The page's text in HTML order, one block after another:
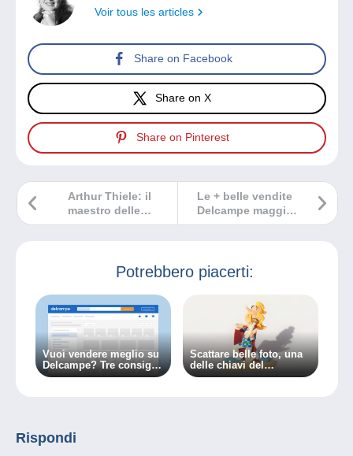
Voir tous les articles
Share on Facebook
Share on X
Share on Pinterest
Le + belle vendite
Delcampe maggio
2024
Arthur Thiele: il
maestro delle
cartoline
Potrebbero piacerti:
Vuoi vendere meglio su
Delcampe? Tre consigli
per riuscirci!
Scattare belle foto, una
delle chiavi del
successo per chi vende
Rispondi